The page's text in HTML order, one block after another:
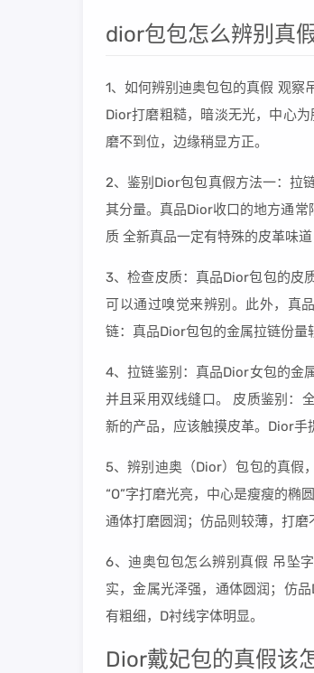
dior包包怎么辨别真
1、如何辨别迪奥包包的真假 观察
Dior打磨粗糙，暗淡无光，中心
磨不到位，边缘稍显方正。
2、鉴别Dior包包真假方法一：拉
其分量。真品Dior收口的地方通
质 全新真品一定有特殊的皮革味道
3、检查皮质：真品Dior包包的皮
可以通过嗅觉来辨别。此外，真
链：真品Dior包包的金属拉链份量
4、拉链鉴别：真品Dior女包的金
并且采用双线缝口。 皮质鉴别：
新的产品，应该触摸皮革。Dior手
5、辨别迪奥（Dior）包包的真假
“O”字打磨光亮，中心是瘦瘦的椭
通体打磨圆润；仿品则较薄，打磨
6、迪奥包包怎么辨别真假 吊坠
实，金属光泽强，通体圆润；仿
有粗细，D衬线字体明显。
Dior戴妃包的真假该